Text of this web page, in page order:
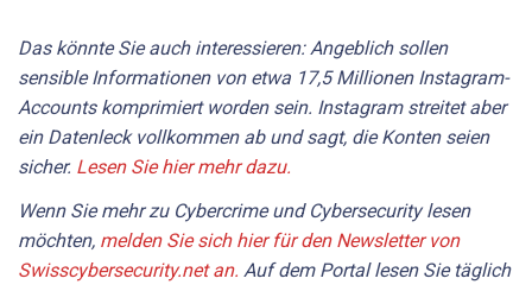
Das könnte Sie auch interessieren: Angeblich sollen
sensible Informationen von etwa 17,5 Millionen Instagram-
Accounts komprimiert worden sein. Instagram streitet aber
ein Datenleck vollkommen ab und sagt, die Konten seien
sicher. Lesen Sie hier mehr dazu.
Wenn Sie mehr zu Cybercrime und Cybersecurity lesen
möchten, melden Sie sich hier für den Newsletter von
Swisscybersecurity.net an. Auf dem Portal lesen Sie täglich